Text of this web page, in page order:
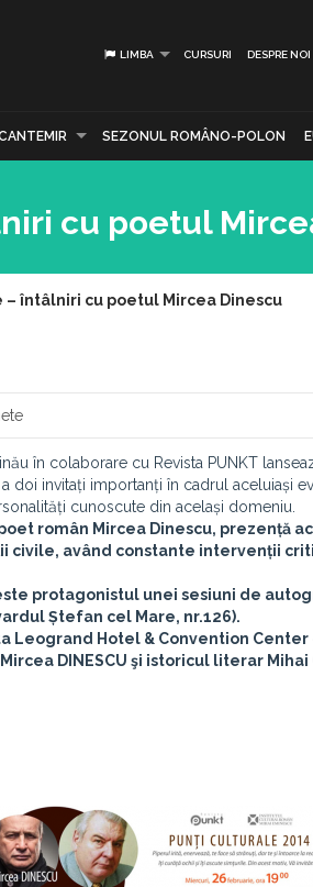
LIMBA CURSURI DESPRE NOI
SEZONUL ROMÂNO-POLON
cu poetul
– întâlniri cu poetul Mircea Dinescu
în colaborare cu Revista PUNKT
doi invitați importanți în cadrul aceluiași
cunoscute din același domeniu.
român Mircea Dinescu, prezență
civile, având constante intervenții
protagonistul unei sesiuni de
Ștefan cel Mare, nr.126).
Leogrand Hotel & Convention
DINESCU şi istoricul literar Mihai